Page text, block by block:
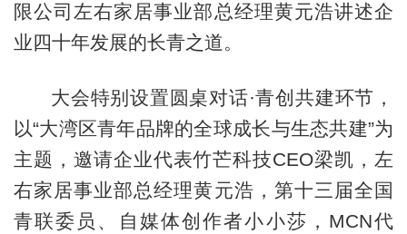
限公司左右家居事业部总经理黄元浩讲述企
业四十年发展的长青之道。
大会特别设置圆桌对话·青创共建环节，
以“大湾区青年品牌的全球成长与生态共建”为
主题，邀请企业代表竹芒科技CEO梁凯，左
右家居事业部总经理黄元浩，第十三届全国
青联委员、自媒体创作者小小莎，MCN代